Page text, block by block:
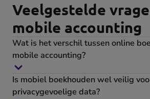
Veelgestelde
mobile accounting
Wat is het verschil tussen online
mobile accounting?
Is mobiel boekhouden wel veilig
privacygevoelige data?